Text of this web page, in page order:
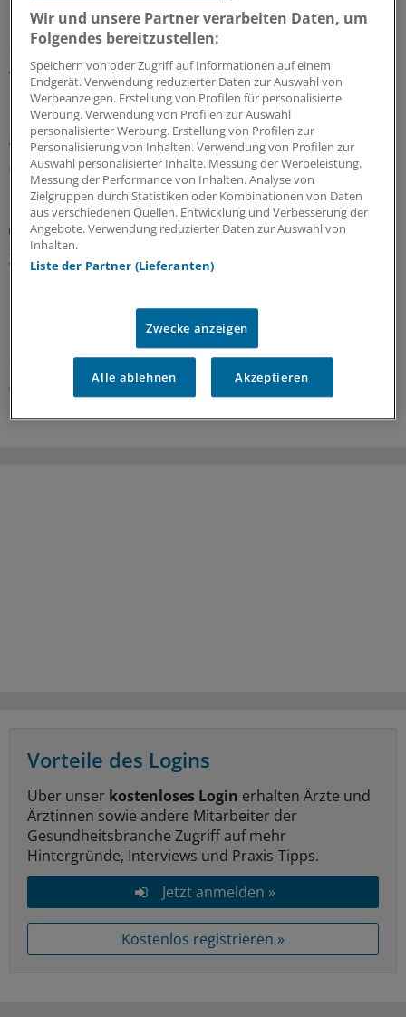
Modellstudiengang Humanmedizin
Unimedizin Lausitz: Im Oktober starten die
ersten Studenten
Vor fünf Jahren legte eine Expertenkommission ihre
Empfehlungen für eine neue Medizinische Universität in
Cottbus vor. Bald geht der Studienbetrieb los. Was ist
geplant?
03.08.2026
Ein Überblick
Zusammenarbeit unter Ärztinnen und Ärzten?
Was fern von MVZ möglich ist
Einzelkämpfer arbeiten. Welche
Kooperationsmöglichkeiten es gibt und worauf man
achten sollte.
02.08.2026
Vorteile des Logins
Über unser kostenloses Login erhalten Ärzte und
Ärztinnen sowie andere Mitarbeiter der
Gesundheitsbranche Zugriff auf mehr
Hintergründe, Interviews und Praxis-Tipps.
Jetzt anmelden »
Kostenlos registrieren »
Wir und unsere Partner verarbeiten Daten, um
Folgendes bereitzustellen:
Speichern von oder Zugriff auf Informationen auf einem
Endgerät. Verwendung reduzierter Daten zur Auswahl von
Werbeanzeigen. Erstellung von Profilen für personalisierte
Werbung. Verwendung von Profilen zur Auswahl
personalisierter Werbung. Erstellung von Profilen zur
Personalisierung von Inhalten. Verwendung von Profilen zur
Auswahl personalisierter Inhalte. Messung der Werbeleistung.
Messung der Performance von Inhalten. Analyse von
Zielgruppen durch Statistiken oder Kombinationen von Daten
aus verschiedenen Quellen. Entwicklung und Verbesserung der
Angebote. Verwendung reduzierter Daten zur Auswahl von
Inhalten.
Liste der Partner (Lieferanten)
Zwecke anzeigen
Alle ablehnen Akzeptieren